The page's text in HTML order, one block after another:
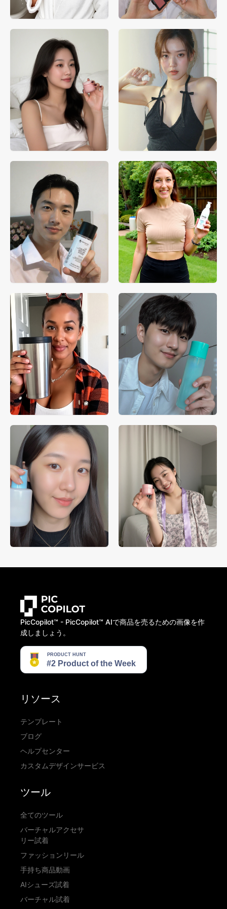
PicCopilot™️ - PicCopilot™️ AIで商品を売るための画像を作
成しましょう。
リソース
テンプレート
ブログ
ヘルプセンター
カスタムデザインサービス
ツール
全てのツール
バーチャルアクセサ
リー試着
ファッションリール
手持ち商品動画
AIシューズ試着
バーチャル試着